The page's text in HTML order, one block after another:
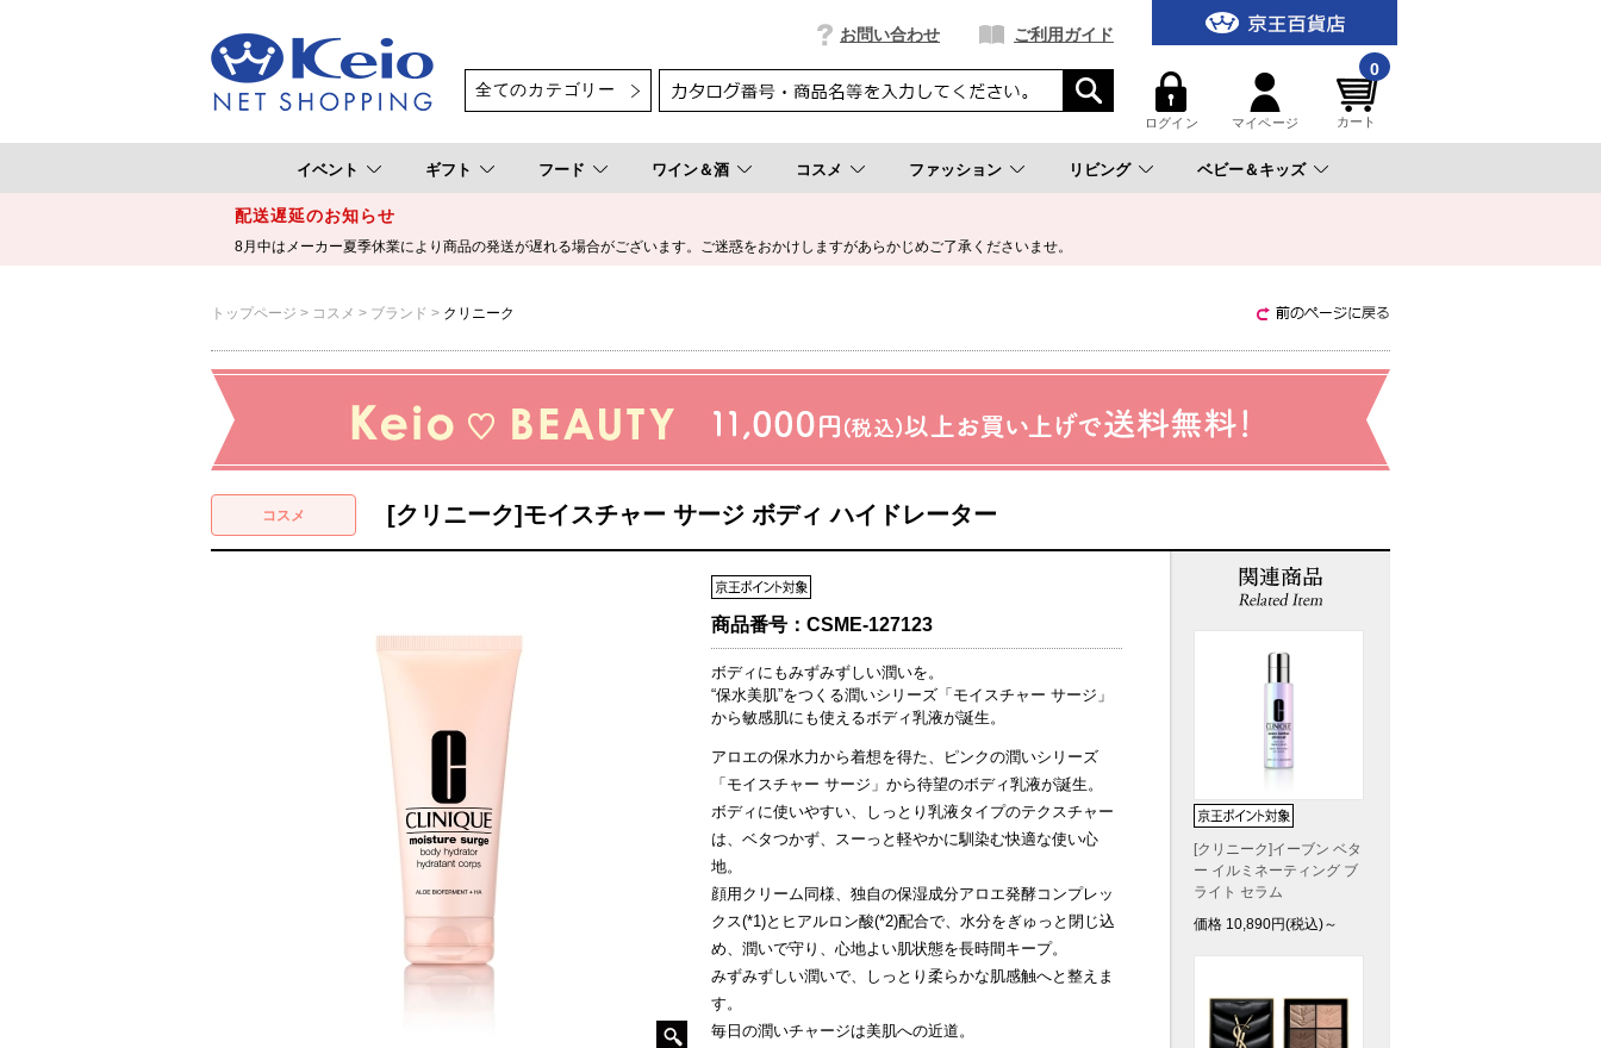
お問い合わせ ご利用ガイド
ログイン マイページ
0
カート
イベント ギフト フード ワイン＆酒 コスメ ファッション リビング ベビー＆キッズ
配送遅延のお知らせ
8月中はメーカー夏季休業により商品の発送が遅れる場合がございます。ご迷惑をおかけしますがあらかじめご了承くださいませ。
トップページ コスメ ブランド クリニーク
[クリニーク]モイスチャー サージ ボディ ハイドレーター
商品番号： CSME-127123
ボディにもみずみずしい潤いを。
“保水美肌”をつくる潤いシリーズ「モイスチャー サージ」
から敏感肌にも使えるボディ乳液が誕生。
アロエの保水力から着想を得た、ピンクの潤いシリーズ
「モイスチャー サージ」から待望のボディ乳液が誕生。
ボディに使いやすい、しっとり乳液タイプのテクスチャー
は、ベタつかず、スーっと軽やかに馴染む快適な使い心
地。
顔用クリーム同様、独自の保湿成分アロエ発酵コンプレッ
クス(*1)とヒアルロン酸(*2)配合で、水分をぎゅっと閉じ込
め、潤いで守り、心地よい肌状態を長時間キープ。
みずみずしい潤いで、しっとり柔らかな肌感触へと整えま
す。
毎日の潤いチャージは美肌への近道。
[クリニーク]イーブン ベタ
ー イルミネーティング ブ
ライト セラム
価格 10,890円(税込)～